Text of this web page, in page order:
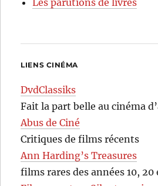
LIENS CINÉMA
DvdClassiks
Fait la part belle au cinéma
Abus de Ciné
Critiques de films récents
Ann Harding’s Treasures
films rares des années 10, 20